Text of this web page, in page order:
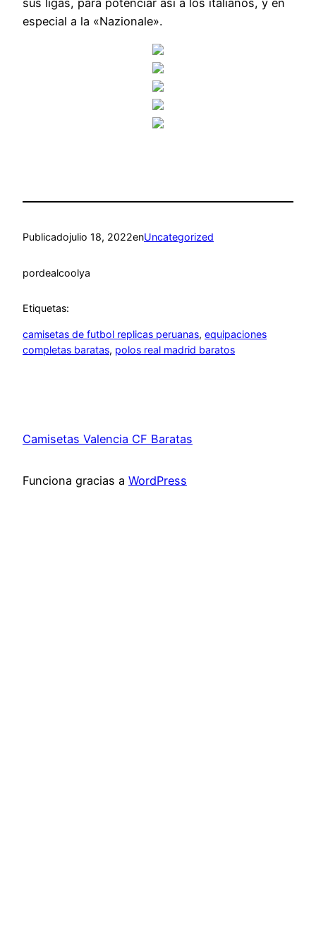
especial a la «Nazionale».
Publicadojulio 18, 2022enUncategorized
pordealcoolya
Etiquetas:
camisetas de futbol replicas peruanas, equipaciones
completas baratas, polos real madrid baratos
Camisetas Valencia CF Baratas
Funciona gracias a WordPress